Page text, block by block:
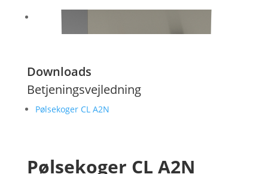
Downloads
Betjeningsvejledning
Pølsekoger CL A2N
Pølsekoger CL A2N